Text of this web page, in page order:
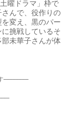
曜ドラマ」枠で
んで、役作りの
変え、黒のパー
挑戦しているそ
未華子さんが体